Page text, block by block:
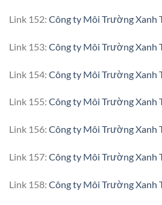
Link 152: Công ty Môi Trường Xanh
Link 153: Công ty Môi Trường Xanh
Link 154: Công ty Môi Trường Xanh
Link 155: Công ty Môi Trường Xanh
Link 156: Công ty Môi Trường Xanh
Link 157: Công ty Môi Trường Xanh
Link 158: Công ty Môi Trường Xanh